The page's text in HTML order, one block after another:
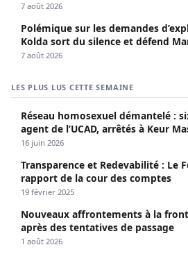
7 août 2026
Polémique sur les demandes
Kolda sort du silence et défend
7 août 2026
LES PLUS LUS CETTE SEMAINE
Réseau homosexuel démantelé :
agent de l’UCAD, arrêtés à Keur
propagé le VIH depuis 2018
16 juin 2026
Transparence et Redevabilité : Le
rapport de la cour des comptes
19 février 2025
Nouveaux affrontements à la
après des tentatives de passage
1 août 2026